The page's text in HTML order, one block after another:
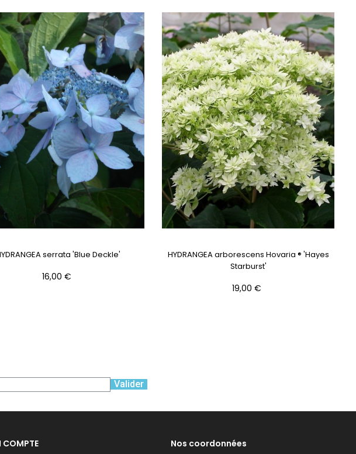
serrata 'Blue Deckle'
Prix
16,00 €
HYDRANGEA arborescens Hovaria ® 'Hayes
Starburst'
Prix
19,00 €
Valider
COMPTE Nos coordonnées